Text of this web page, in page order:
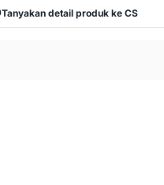
Tanyakan detail produk ke CS